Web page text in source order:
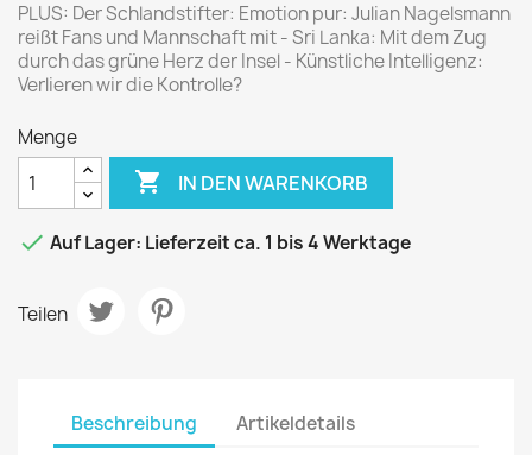
PLUS: Der Schlandstifter: Emotion pur: Julian Nagelsmann
reißt Fans und Mannschaft mit - Sri Lanka: Mit dem Zug
durch das grüne Herz der Insel - Künstliche Intelligenz:
Verlieren wir die Kontrolle?
Menge
 IN DEN WARENKORB
 Auf Lager: Lieferzeit ca. 1 bis 4 Werktage
Teilen
Beschreibung Artikeldetails